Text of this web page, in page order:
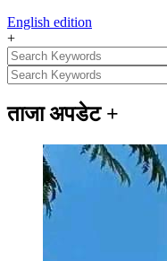
English edition
+
ताजा अपडेट +